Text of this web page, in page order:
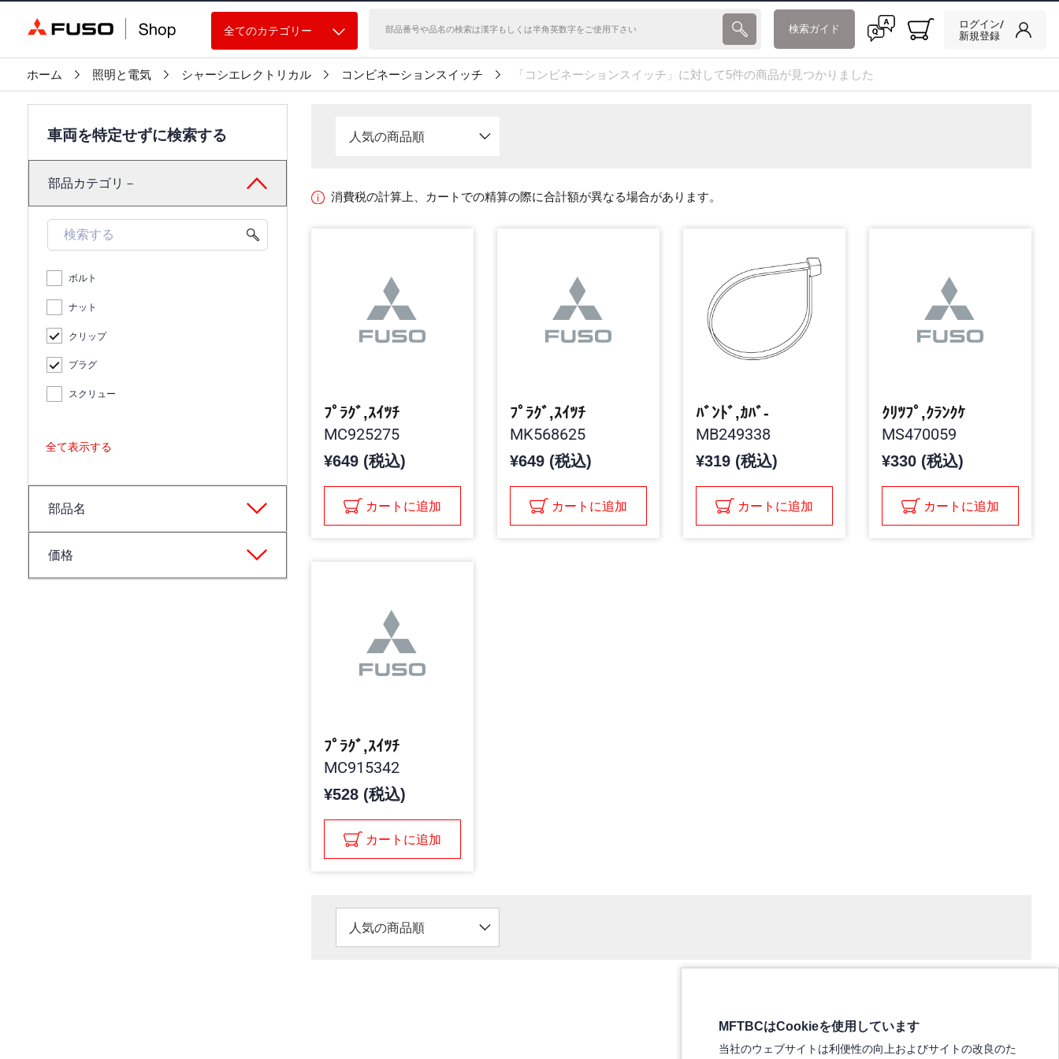
全てのカテゴリー 検索ガイド
ログイン/
新規登録
ホーム 照明と電気 シャーシエレクトリカル コンビネーションスイッチ 「コンビネーションスイッチ」に対して5件の商品が見つかりました
車両を特定せずに検索する
部品カテゴリ－
ボルト
ナット
クリップ
プラグ
スクリュー
全て表示する
部品名
価格
人気の商品順
消費税の計算上、カートでの精算の際に合計額が異なる場合があります。
ﾌﾟﾗｸﾞ,ｽｲﾂﾁ
MC925275
¥649 (税込)
カートに追加
ﾌﾟﾗｸﾞ,ｽｲﾂﾁ
MK568625
¥649 (税込)
カートに追加
ﾊﾞﾝﾄﾞ,ｶﾊﾞ-
MB249338
¥319 (税込)
カートに追加
ｸﾘﾂﾌﾟ,ｸﾗﾝｸｹ
MS470059
¥330 (税込)
カートに追加
ﾌﾟﾗｸﾞ,ｽｲﾂﾁ
MC915342
¥528 (税込)
カートに追加
人気の商品順
MFTBCはCookieを使用しています
当社のウェブサイトは利便性の向上およびサイトの改良のた